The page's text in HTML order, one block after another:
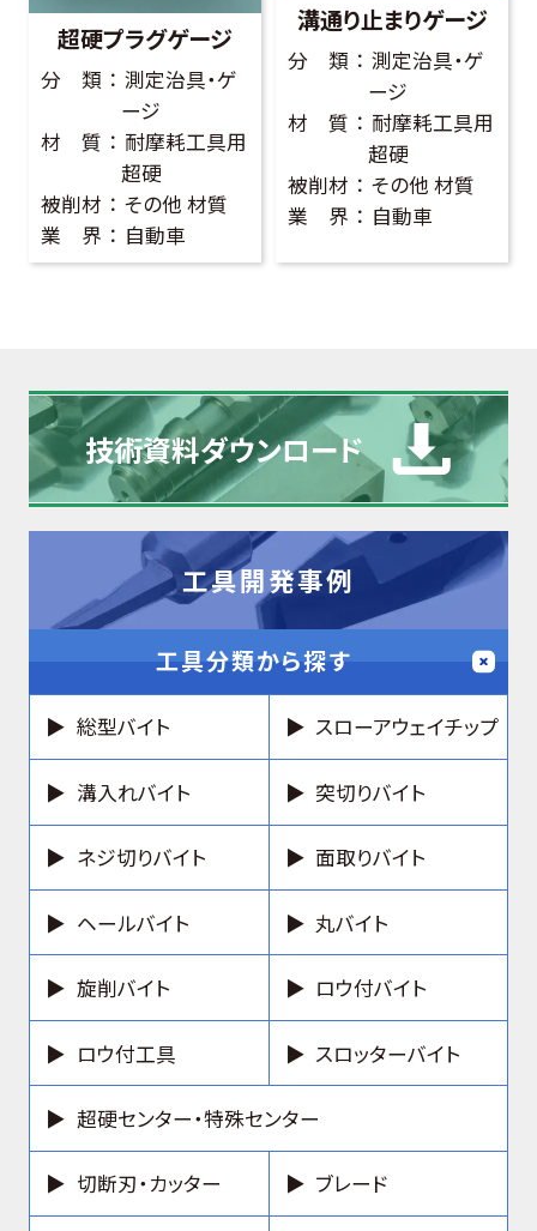
超硬プラグゲージ
分 類
測定治具・ゲ
ージ
材 質
耐摩耗工具用
超硬
被削材
その他 材質
業 界
自動車
溝通り止まりゲージ
分 類
測定治具・ゲ
ージ
材 質
耐摩耗工具用
超硬
被削材
その他 材質
業 界
自動車
技術資料ダウンロード
工具開発事例
工具分類から探す
総型バイト スローアウェイチップ
溝入れバイト 突切りバイト
ネジ切りバイト 面取りバイト
ヘールバイト 丸バイト
旋削バイト ロウ付バイト
ロウ付工具 スロッターバイト
超硬センター・特殊センター
切断刃・カッター ブレード